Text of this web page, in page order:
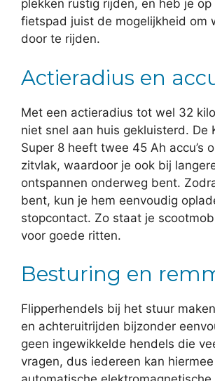
plekken rustig rijden, en heb je op
fietspad juist de mogelijkheid om
door te rijden.
Actieradius en
Met een actieradius tot wel 32
niet snel aan huis gekluisterd. De
Super 8 heeft twee 45 Ah accu’s
zitvlak, waardoor je ook bij
ontspannen onderweg bent.
bent, kun je hem eenvoudig
stopcontact. Zo staat je
voor goede ritten.
Besturing en
Flipperhendels bij het stuur
en achteruitrijden bijzonder
geen ingewikkelde hendels die
vragen, dus iedereen kan